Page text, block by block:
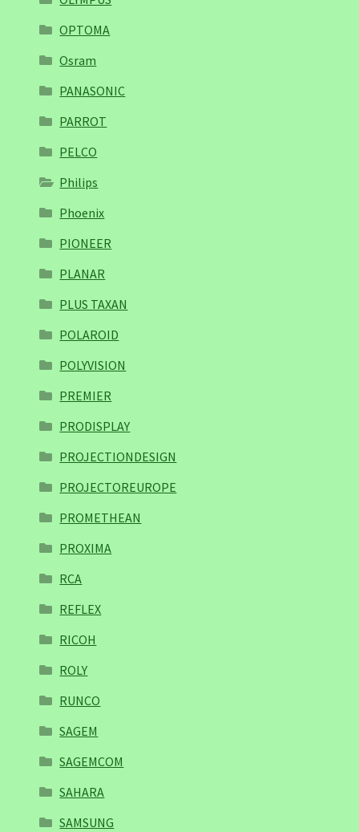
OPTOMA
Osram
PANASONIC
PARROT
PELCO
Philips
Phoenix
PIONEER
PLANAR
PLUS TAXAN
POLAROID
POLYVISION
PREMIER
PRODISPLAY
PROJECTIONDESIGN
PROJECTOREUROPE
PROMETHEAN
PROXIMA
RCA
REFLEX
RICOH
ROLY
RUNCO
SAGEM
SAGEMCOM
SAHARA
SAMSUNG